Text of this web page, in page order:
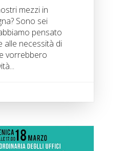
mezzi in
Sono sei
pensato
alle necessità di
vorrebbero